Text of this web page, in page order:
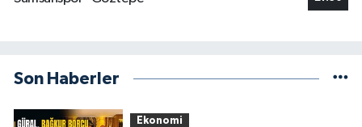
Son Haberler
Ekonomi